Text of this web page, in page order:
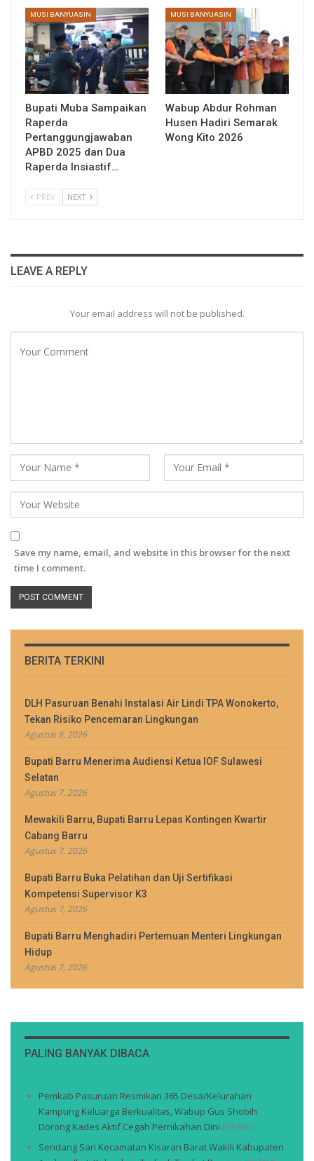
MUSI BANYUASIN
Bupati Muba Sampaikan
Raperda
Pertanggungjawaban
APBD 2025 dan Dua
Raperda Insiastif…
MUSI BANYUASIN
Wabup Abdur Rohman
Husen Hadiri Semarak
Wong Kito 2026
PREV NEXT
LEAVE A REPLY
Your email address will not be published.
Save my name, email, and website in this browser for the next
time I comment.
BERITA TERKINI
DLH Pasuruan Benahi Instalasi Air Lindi TPA Wonokerto,
Tekan Risiko Pencemaran Lingkungan
Agustus 8, 2026
Bupati Barru Menerima Audiensi Ketua IOF Sulawesi
Selatan
Agustus 7, 2026
Mewakili Barru, Bupati Barru Lepas Kontingen Kwartir
Cabang Barru
Agustus 7, 2026
Bupati Barru Buka Pelatihan dan Uji Sertifikasi
Kompetensi Supervisor K3
Agustus 7, 2026
Bupati Barru Menghadiri Pertemuan Menteri Lingkungan
Hidup
Agustus 7, 2026
PALING BANYAK DIBACA
Pemkab Pasuruan Resmikan 365 Desa/Kelurahan
Kampung Keluarga Berkualitas, Wabup Gus Shobih
Dorong Kades Aktif Cegah Pernikahan Dini (29.601)
Sendang Sari Kecamatan Kisaran Barat Wakili Kabupaten